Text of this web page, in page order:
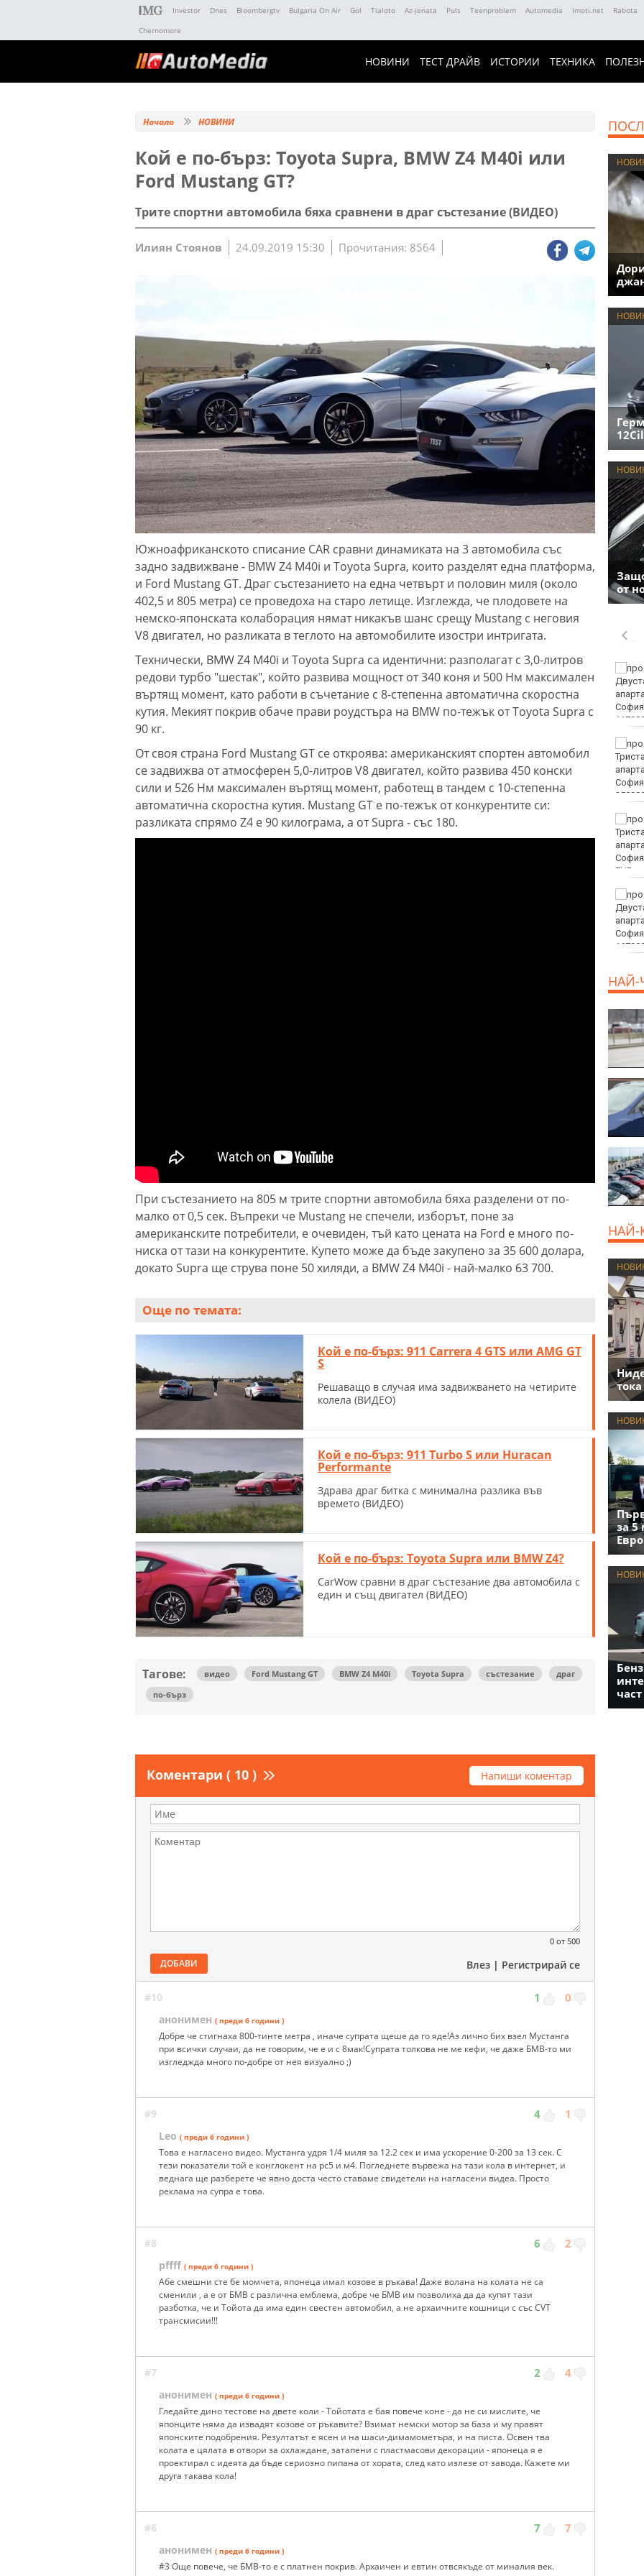
Investor Dnes Bloombergtv Bulgaria On Air Gol Tialoto Az-jenata Puls Teenproblem Automedia Imoti.net Rabota
Chernomore
НОВИНИ ТЕСТ ДРАЙВ ИСТОРИИ ТЕХНИКА
Начало НОВИНИ
Кой е по-бърз: Toyota Supra, BMW Z4 M40i или
Ford Mustang GT?
Трите спортни автомобила бяха сравнени в драг състезание (ВИДЕО)
Илиян Стоянов 24.09.2019 15:30 Прочитания: 8564
Южноафриканското списание CAR сравни динамиката на 3 автомобила със
задно задвижване - BMW Z4 M40i и Toyota Supra, които разделят една платформа,
и Ford Mustang GT. Драг състезанието на една четвърт и половин миля (около
402,5 и 805 метра) се проведоха на старо летище. Изглежда, че плодовете на
немско-японската колаборация нямат никакъв шанс срещу Mustang с неговия
V8 двигател, но разликата в теглото на автомобилите изостри интригата.
Технически, BMW Z4 M40i и Toyota Supra са идентични: разполагат с 3,0-литров
редови турбо "шестак", който развива мощност от 340 коня и 500 Нм максимален
въртящ момент, като работи в съчетание с 8-степенна автоматична скоростна
кутия. Мекият покрив обаче прави роудстъра на BMW по-тежък от Toyota Supra с
90 кг.
От своя страна Ford Mustang GT се откроява: американският спортен автомобил
се задвижва от атмосферен 5,0-литров V8 двигател, който развива 450 конски
сили и 526 Нм максимален въртящ момент, работещ в тандем с 10-степенна
автоматична скоростна кутия. Mustang GT е по-тежък от конкурентите си:
разликата спрямо Z4 е 90 килограма, а от Supra - със 180.
При състезанието на 805 м трите спортни автомобила бяха разделени от по-
малко от 0,5 сек. Въпреки че Mustang не спечели, изборът, поне за
американските потребители, е очевиден, тъй като цената на Ford е много по-
ниска от тази на конкурентите. Купето може да бъде закупено за 35 600 долара,
докато Supra ще струва поне 50 хиляди, а BMW Z4 M40i - най-малко 63 700.
Още по темата:
Кой е по-бърз: 911 Carrera 4 GTS или AMG GT
S
Решаващо в случая има задвижването на четирите
колела (ВИДЕО)
Кой е по-бърз: 911 Turbo S или Huracan
Performante
Здрава драг битка с минимална разлика във
времето (ВИДЕО)
Кой е по-бърз: Toyota Supra или BMW Z4?
CarWow сравни в драг състезание два автомобила с
един и същ двигател (ВИДЕО)
Тагове: видео Ford Mustang GT BMW Z4 M40i Toyota Supra състезание
драг
по-бърз
Коментари ( 10 ) Напиши коментар
0 от 500
ДОБАВИ Влез | Регистрирай се
#10 1 0
анонимен ( преди 6 години )
Добре че стигнаха 800-тинте метра , иначе супрата щеше да го яде!Аз лично бих взел Мустанга
при всички случаи, да не говорим, че е и с 8мак!Супрата толкова не ме кефи, че даже БМВ-то ми
изгледжда много по-добре от нея визуално ;)
#9 4 1
Leo ( преди 6 години )
Това е нагласено видео. Мустанга удря 1/4 миля за 12.2 сек и има ускорение 0-200 за 13 сек. С
тези показатели той е конглокент на рс5 и м4. Погледнете вървежа на тази кола в интернет, и
веднага ще разберете че явно доста често ставаме свидетели на нагласени видеа. Просто
реклама на супра е това.
#8 6 2
pffff ( преди 6 години )
Aбе смешни сте бе момчета, японеца имал козове в ръкава! Даже волана на колата не са
сменили , а е от БМВ с различна емблема, добре че БМВ им позволиха да да купят тази
разботка, че и Тойота да има един свестен автомобил, а не архаичните кошници с със CVT
трансмисии!!!
#7 2 4
анонимен ( преди 6 години )
Гледайте дино тестове на двете коли - Тойотата е бая повече коне - да не си мислите, че
японците няма да извадят козове от ръкавите? Взимат немски мотор за база и му правят
японските подобрения. Резултатът е ясен и на шаси-димамометъра, и на писта. Освен тва
колата е цялата в отвори за охлаждане, затапени с пластмасови декорации - японеца я е
проектирал с идеята да бъде сериозно пипана от хората, след като излезе от завода. Кажете ми
друга такава кола!
#6 7 7
анонимен ( преди 6 години )
#3 Още повече, че БМВ-то е с платнен покрив. Архаичен и евтин отвсякъде от миналия век.
от
Винисиус Жуниор
преподписа с Реал
(Мадрид)
като гост
EUR
800
НАЙ-
НАЙ-
за 5
част